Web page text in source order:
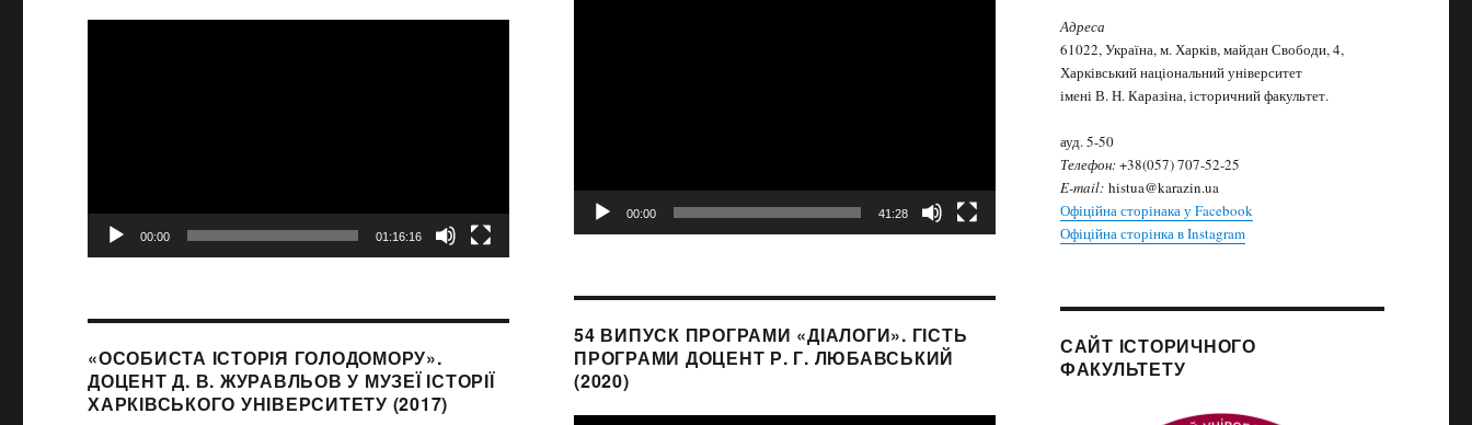
00:00 01:16:16
«ОСОБИСТА ІСТОРІЯ ГОЛОДОМОРУ».
ДОЦЕНТ Д. В. ЖУРАВЛЬОВ У МУЗЕЇ ІСТОРІЇ
ХАРКІВСЬКОГО УНІВЕРСИТЕТУ (2017)
00:00 41:28
54 ВИПУСК ПРОГРАМИ «ДІАЛОГИ». ГІСТЬ
ПРОГРАМИ ДОЦЕНТ Р. Г. ЛЮБАВСЬКИЙ
(2020)
Адреса
61022, Україна, м. Харків, майдан Свободи, 4,
Харківський національний університет
імені В. Н. Каразіна, історичний факультет.
ауд. 5-50
Телефон:+38(057) 707-52-25
E-mail:histua@karazin.ua
Офіційна сторінака у Facebook
Офіційна сторінка в Instagram
САЙТ ІСТОРИЧНОГО
ФАКУЛЬТЕТУ